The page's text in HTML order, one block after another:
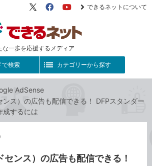
な一歩を応援するメディア
X（旧
FacebookYouTube
できるネットについて
で検索 カテゴリーから探す
AdSense
ンス）の広告も配信できる！ DFPスタンダー
成するには
ンス）の広告も配信できる！